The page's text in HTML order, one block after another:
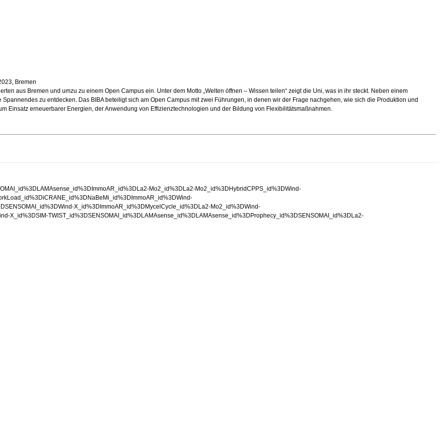
Bremen
aus Bremen und umzu zu einem Open Campus ein. Unter dem Motto „Welten öffnen – Wissen teilen“ zeigt die Uni, was in ihr steckt. Neben einem
zu entdecken. Das BIBA beteiligt sich am Open Campus mit zwei Führungen, in denen wir der Frage nachgehen, wie sich die Produktion und
Einsatz erneuerbarer Energien, der Anwendung von Effizienztechnologien und der Bildung von Flexibilitätsmaßnahmen.
Mo2_id%3DLa2-Mo2_id%3DHybridCPPS_id%3DWind-
X_id%3DImmoAR_id%3DMycelCycle_id%3DLa2-Mo2_id%3DWind-
X_id%3DSIM-TWIST_id%3DSENSOMAI_id%3DLAMAsense_id%3DLAMAsense_id%3DProphecy_id%3DSENSOMAI_id%3DLa2-